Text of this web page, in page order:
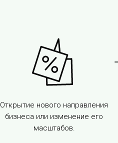
Открытие нового направления
бизнеса или изменение его
масштабов.